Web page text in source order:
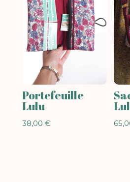
Portefeuille
Lulu
38,00 €